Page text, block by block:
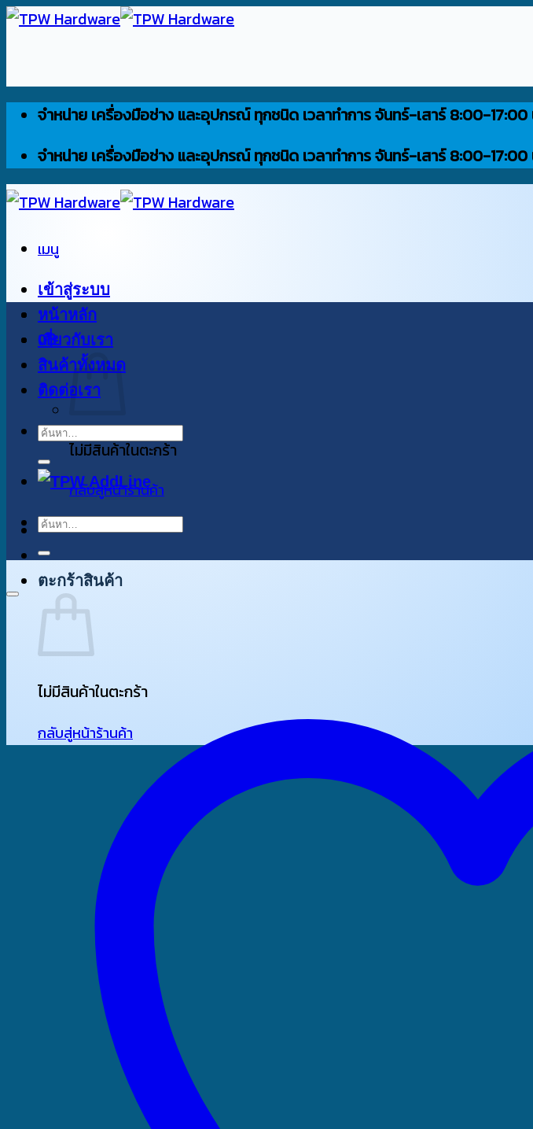
ข้าม
เนื้อหา
จำหน่าย เครื่องมือช่าง และอุปกรณ์ ทุกชนิด เวลาทำการ จันทร์-เสาร์ 8:00-17:00
จำหน่าย เครื่องมือช่าง และอุปกรณ์ ทุกชนิด เวลาทำการ จันทร์-เสาร์ 8:00-17:00
เมนู
เข้าสู่ระบบ
0฿
ไม่มีสินค้าในตะกร้า
กลับสู่หน้าร้านค้า
ตะกร้าสินค้า
ไม่มีสินค้าในตะกร้า
กลับสู่หน้าร้านค้า
หน้าหลัก
เกี่ยวกับเรา
สินค้าทั้งหมด
ติดต่อเรา
ค้นหา:
ค้นหา: